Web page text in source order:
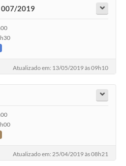
007/2019
Atualizado em: 13/05/2019 às 09h10
Atualizado em: 25/04/2019 às 08h21